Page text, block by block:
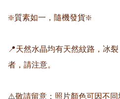
❇️質素如一，隨機發貨❇️
📍天然水晶均有天然紋路，冰
者，請注意。
⚠️敬請留意：照片顏色可因不同